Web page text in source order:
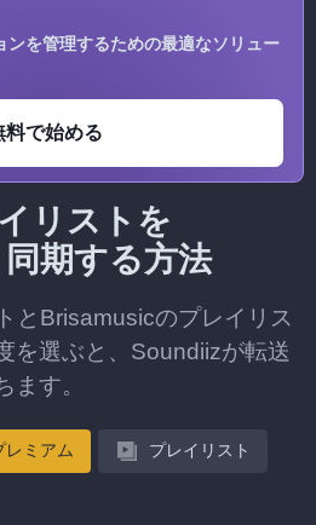
ンを管理するための最適なソリュー
料で始める
リストを
期する方法
とBrisamusicのプレイリス
を選ぶと、Soundiizが転送
ます。
レミアム プレイリスト